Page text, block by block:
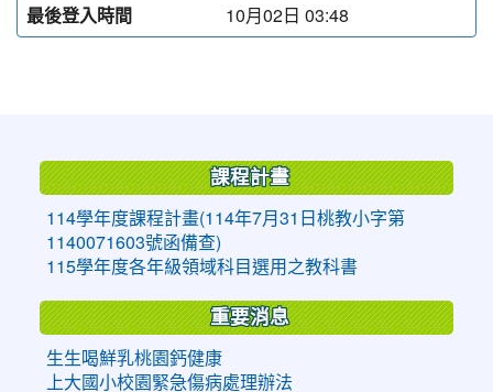
最後登入時間
10月02日 03:48
課程計畫
114學年度課程計畫(114年7月31日桃教小字第
1140071603號函備查)
115學年度各年級領域科目選用之教科書
重要消息
生生喝鮮乳桃園鈣健康
上大國小校園緊急傷病處理辦法